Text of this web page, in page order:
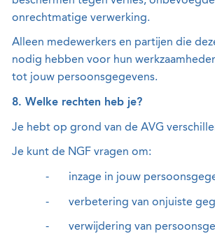
onrechtmatige verwerking.
Alleen medewerkers en partijen die
nodig hebben voor hun
tot jouw persoonsgegevens.
8. Welke rechten heb je?
Je hebt op grond van de AVG
Je kunt de NGF vragen om:
- inzage in jouw
- verbetering van onjuiste
- verwijdering van